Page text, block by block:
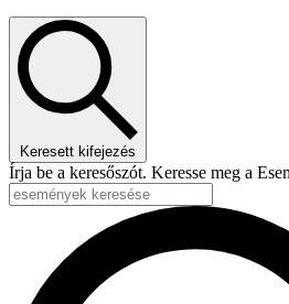
Keresett kifejezés
Írja be a keresőszót. Keresse meg a